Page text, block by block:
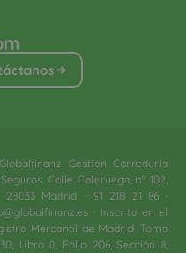
Gestión Correduría
Calle Caleruega, nº 102,
28033 Madrid · 91 218 21 86 ·
· Inscrita en el
Mercantil de Madrid, Tomo
Libro 0, Folio 206, Sección 8,